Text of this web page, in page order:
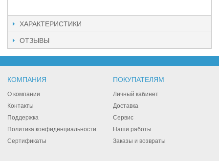
ХАРАКТЕРИСТИКИ
ОТЗЫВЫ
КОМПАНИЯ
О компании
Контакты
Поддержка
Политика конфиденциальности
Сертификаты
ПОКУПАТЕЛЯМ
Личный кабинет
Доставка
Сервис
Наши работы
Заказы и возвраты